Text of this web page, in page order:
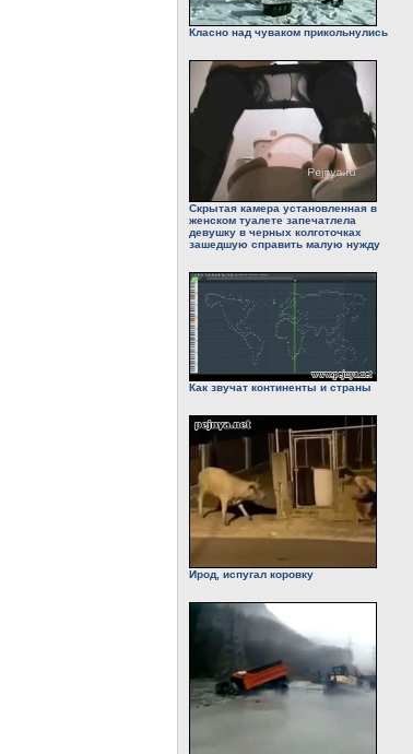
Класно над чуваком прикольнулись
Скрытая камера установленная в
женском туалете запечатлела
девушку в черных колготочках
зашедшую справить малую нужду
Как звучат континенты и страны
Ирод, испугал коровку